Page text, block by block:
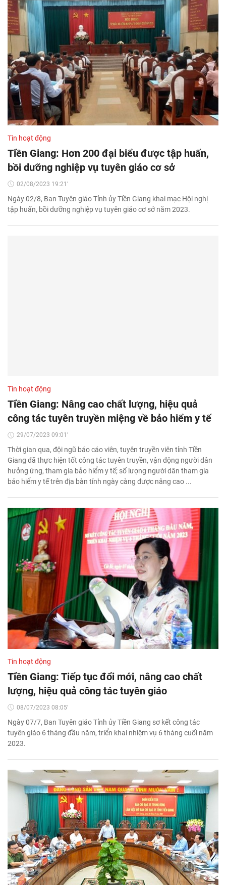
Tin hoạt động
Tiền Giang: Hơn 200 đại biểu được tập huấn,
bồi dưỡng nghiệp vụ tuyên giáo cơ sở
02/08/2023 19:21'
Ngày 02/8, Ban Tuyên giáo Tỉnh ủy Tiền Giang khai mạc Hội nghị
tập huấn, bồi dưỡng nghiệp vụ tuyên giáo cơ sở năm 2023.
Tin hoạt động
Tiền Giang: Nâng cao chất lượng, hiệu quả
công tác tuyên truyền miệng về bảo hiểm y tế
29/07/2023 09:01'
Thời gian qua, đội ngũ báo cáo viên, tuyên truyền viên tỉnh Tiền
Giang đã thực hiện tốt công tác tuyên truyền, vận động người dân
hưởng ứng, tham gia bảo hiểm y tế; số lượng người dân tham gia
bảo hiểm y tế trên địa bàn tỉnh ngày càng được nâng cao ...
Tin hoạt động
Tiền Giang: Tiếp tục đổi mới, nâng cao chất
lượng, hiệu quả công tác tuyên giáo
08/07/2023 08:05'
Ngày 07/7, Ban Tuyên giáo Tỉnh ủy Tiền Giang sơ kết công tác
tuyên giáo 6 tháng đầu năm, triển khai nhiệm vụ 6 tháng cuối năm
2023.